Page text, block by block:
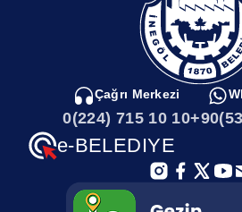
sonsuz varlığı ile ilelebet devam
EGEMENLİĞİN MİLLETİN ELİNDE
ŞEKLİDİR”“Değerlerini tarihten, gücünü
kurduğu Türkiye Cumhuriyeti, Türk
Cumhuriyet; egemenliğin milletin elinde
Ulusun kendi gücü milletin sesi olan,
canların ortaya koyulduğu istiklalin
eşsizinin ardından zaferin en güzel
şartsız milletin elinde olduğu yönetim
98. yılı kutlu olsun. Bir milletin gururu,
Cumhuriyetimizin kuruluşunun
Cumhuriyetimizin kurucusu Gazi
Çağrı Merkezi
0(224) 715 10 10
e-BELEDIYE